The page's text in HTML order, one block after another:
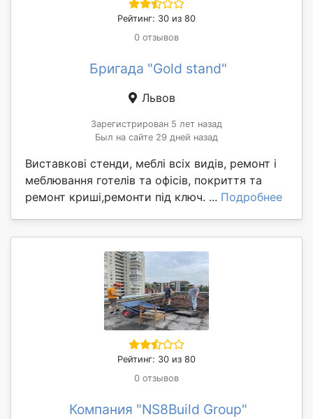
Рейтинг: 30 из 80
0 отзывов
Бригада "Gold stand"
Львов
Зарегистрирован 5 лет назад
Был на сайте 29 дней назад
Виставкові стенди, меблі всіх видів, ремонт і
меблювання готелів та офісів, покриття та
ремонт криші,ремонти під ключ. ... Подробнее
Рейтинг: 30 из 80
0 отзывов
Компания "NS8Build Group"